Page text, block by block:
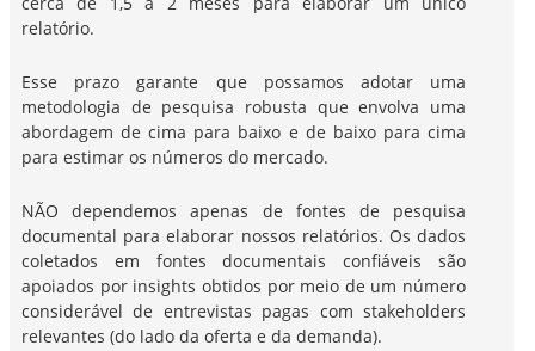
relatório.
Esse prazo garante que possamos adotar uma
metodologia de pesquisa robusta que envolva uma
abordagem de cima para baixo e de baixo para cima
para estimar os números do mercado.
NÃO dependemos apenas de fontes de pesquisa
documental para elaborar nossos relatórios. Os dados
coletados em fontes documentais confiáveis são
apoiados por insights obtidos por meio de um número
considerável de entrevistas pagas com stakeholders
relevantes (do lado da oferta e da demanda).